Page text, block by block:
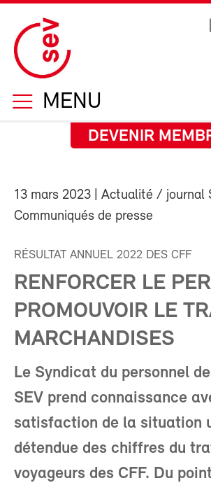
MENU
DEVENIR
13 mars 2023 | Actualité / journal
Communiqués de presse
RÉSULTAT ANNUEL 2022 DES CFF
RENFORCER LE
PROMOUVOIR LE
MARCHANDISES
Le Syndicat du personnel
SEV prend connaissance
satisfaction de la situation
détendue des chiffres du
voyageurs des CFF. Du